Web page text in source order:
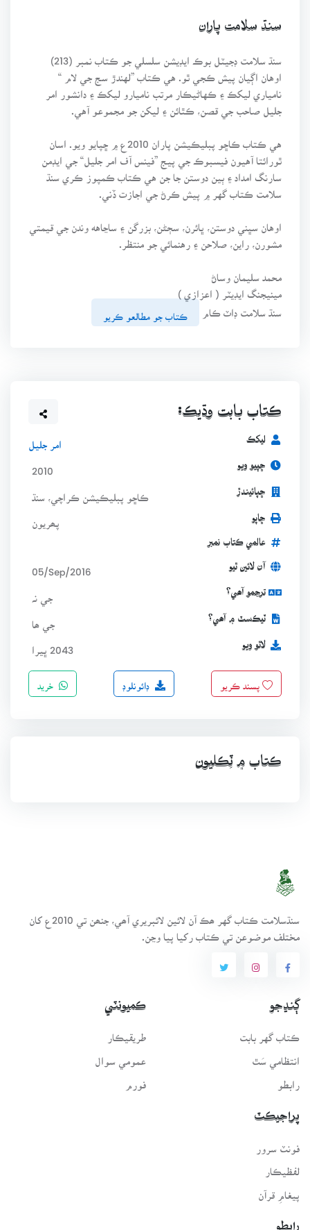
سنڌ سلامت پاران
سنڌ سلامت ڊجيٽل بوڪ ايڊيشن سلسلي جو ڪتاب نمبر (213)
اوهان اڳيان پيش ڪجي ٿو. هي ڪتاب ”لهندڙ سج جي لام “
نامياري ليکڪ ۽ ڪهاڻيڪار مرتب ناميارو ليکڪ ۽ دانشور امر
جليل صاحب جي قصن، ڪٿائن ۽ ليکن جو مجموعو آهي.
هي ڪتاب ڪاڇو پبليڪيشن پاران 2010ع ۾ ڇپايو ويو. اسان
ٿورائتا آهيون فيسبوڪ جي پيج ”فينس آف امر جليل“ جي ايڊمن
سارنگ امداد ۽ ٻين دوستن جا جن هي ڪتاب ڪمپوز ڪري سنڌ
سلامت ڪتاب گهر ۾ پيش ڪرڻ جي اجازت ڏني.
اوهان سڀني دوستن، ڀائرن، سڄڻن، بزرگن ۽ ساڃاهه وندن جي قيمتي
مشورن، راين، صلاحن ۽ رهنمائي جو منتظر.
محمد سليمان وساڻ
مينيجنگ ايڊيٽر ( اعزازي )
سنڌ سلامت ڊاٽ ڪام
ڪتاب جو مطالعو ڪريو
ڪتاب بابت وڌيڪ:
ليکڪ امر جليل
ڇپيو ويو 2010
ڇپائيندڙ ڪاڇو پبليڪيشن ڪراچي، سنڌ
ڇاپو
عالمي ڪتاب نمبر
آن لائين ٿيو 05/Sep/2016
ترجمو آھي؟
ٽيڪسٽ ۾ آھي؟ جي ھا
لاٿو ويو 2043 ڀيرا
پسند ڪريو ڊائونلوڊ
ڪتاب ۾ ٽِڪليون
سنڌسلامت ڪتاب گهر ھڪ آن لائين لائبريري آھي، جنھن تي 2010ع کان
مختلف موضوعن تي ڪتاب رکيا پيا وڃن.
ڳنڍجو
ڪتاب گهر بابت
انتظامي سَٿ
رابطو
ڪميونٽي
طريقيڪار
عمومي سوال
پراجيڪٽ
فونٽ سرور
لفظيڪار
پيغامِ قرآن